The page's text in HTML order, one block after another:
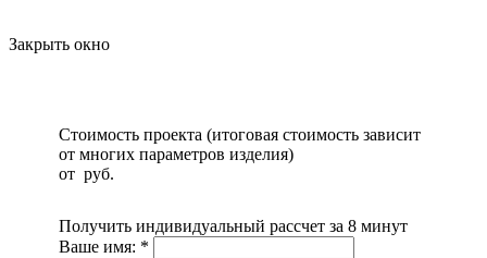
Закрыть окно
Стоимость проекта (итоговая стоимость зависит
от многих параметров изделия)
от руб.
Получить индивидуальный рассчет за 8 минут
Ваше имя: *